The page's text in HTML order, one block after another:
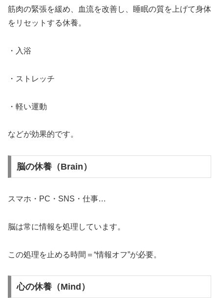
筋肉の緊張を緩め、血流を改善し、睡眠の質を上げて身体
をリセットする休養。
・入浴
・ストレッチ
・軽い運動
などが効果的です。
脳の休養（Brain）
スマホ・PC・SNS・仕事…
脳は常に情報を処理しています。
この処理を止める時間＝“情報オフ”が必要。
心の休養（Mind）